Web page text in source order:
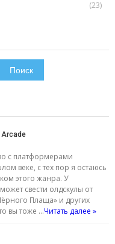
(23)
Arcade
с платформерами
веке, с тех пор я остаюсь
этого жанра. У
свести олдскулы от
Плаща» и других
вы тоже …Читать далее »